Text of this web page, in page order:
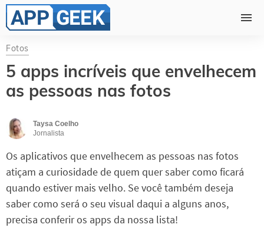
Fotos
5 apps incríveis que envelhecem
as pessoas nas fotos
Taysa Coelho
Jornalista
Os aplicativos que envelhecem as pessoas nas fotos
atiçam a curiosidade de quem quer saber como ficará
quando estiver mais velho. Se você também deseja
saber como será o seu visual daqui a alguns anos,
precisa conferir os apps da nossa lista!